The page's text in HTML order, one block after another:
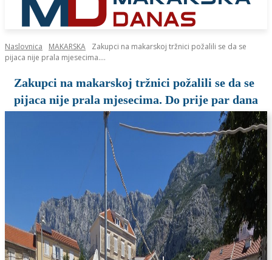
Naslovnica MAKARSKA
Zakupci na makarskoj tržnici požalili se da se
pijaca nije prala mjesecima....
Zakupci na makarskoj tržnici požalili se da se
pijaca nije prala mjesecima. Do prije par dana